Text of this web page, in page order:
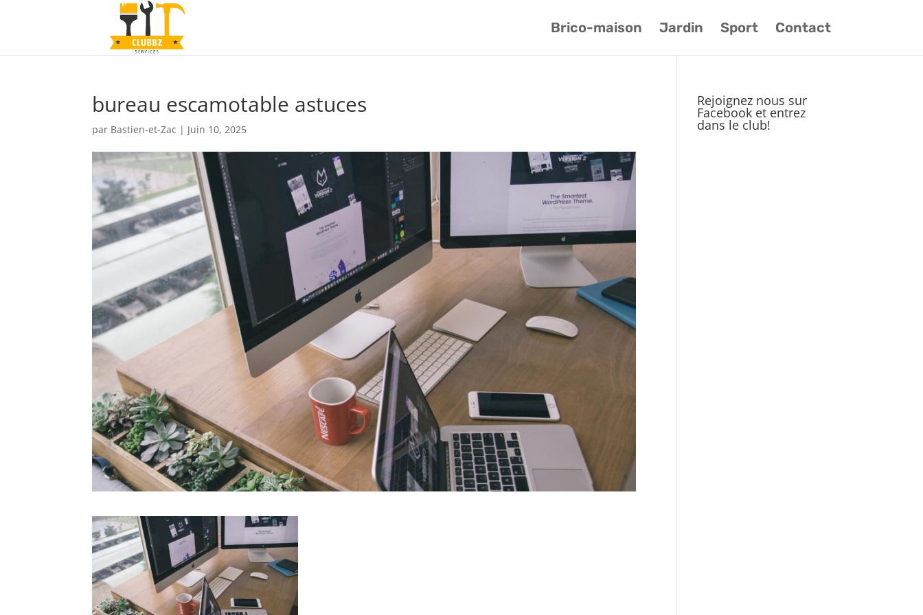
Brico-maison Jardin Sport Contact
bureau escamotable astuces
par Bastien-et-Zac | Juin 10, 2025
Rejoignez nous sur
Facebook et entrez
dans le club!